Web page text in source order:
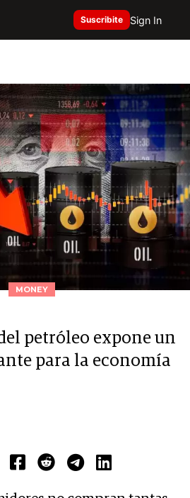
Suscribite Sign In
MONEY
petróleo expone un
para la economía